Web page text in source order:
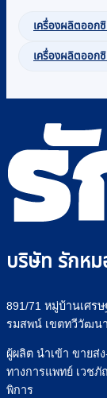
เครื่องผลิตออก
เครื่องผลิตออก
บริษัท รักหม
891/71 หมู่บ้านเศร
รมสพน์ เขตทวีวัฒน
ผู้ผลิต นำเข้า ขาย
ทางการแพทย์ เวช
พิการ